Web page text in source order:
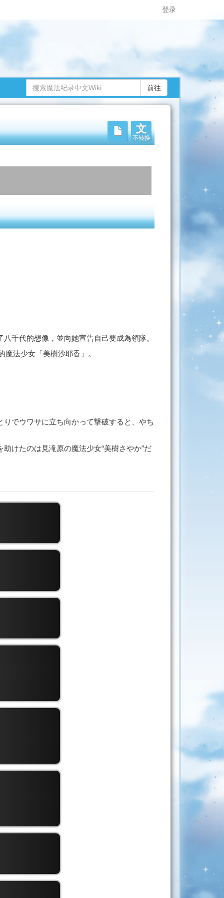
登录
文
不转换
千代的想像，並向她宣告自己要成為領隊。
法少女「美樹沙耶香」。
でウワサに立ち向かって撃破すると、やち
けたのは見滝原の魔法少女“美樹さやか”だ